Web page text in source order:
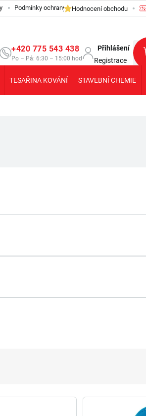
Podmínky ochrany osobních údajů GDPR
Hodnocení obchodu
+420 775 543 438
Po – Pá: 6:30 – 15:00 hod
Přihlášení
Registrace
TESAŘINA KOVÁNÍ STAVEBNÍ CHEMIE